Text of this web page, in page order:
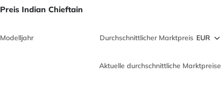
Preis Indian Chieftain
Modelljahr Durchschnittlicher Marktpreis
Aktuelle durchschnittliche Marktpreise